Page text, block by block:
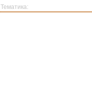
Тематика: